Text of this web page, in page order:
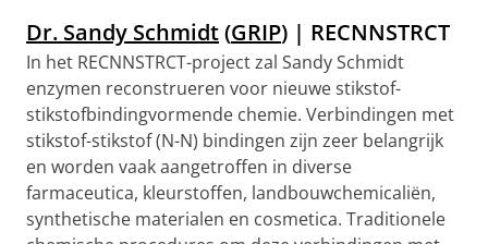
Dr. Sandy Schmidt(GRIP) | RECNNSTRCT
In het RECNNSTRCT-project zal Sandy Schmidt
enzymen reconstrueren voor nieuwe stikstof-
stikstofbindingvormende chemie. Verbindingen met
stikstof-stikstof (N-N) bindingen zijn zeer belangrijk
en worden vaak aangetroffen in diverse
farmaceutica, kleurstoffen, landbouwchemicaliën,
synthetische materialen en cosmetica. Traditionele